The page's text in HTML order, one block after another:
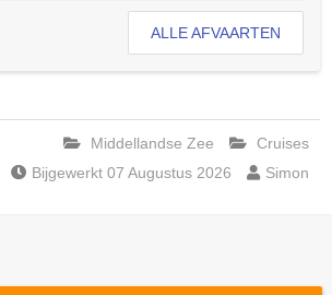
ALLE AFVAARTEN
Middellandse Zee
Cruises
Bijgewerkt 07 Augustus 2026
Simon